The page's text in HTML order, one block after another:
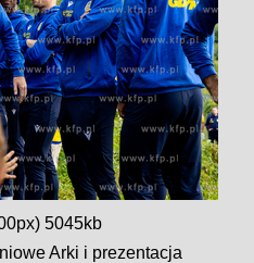
5045kb
Arki i prezentacja